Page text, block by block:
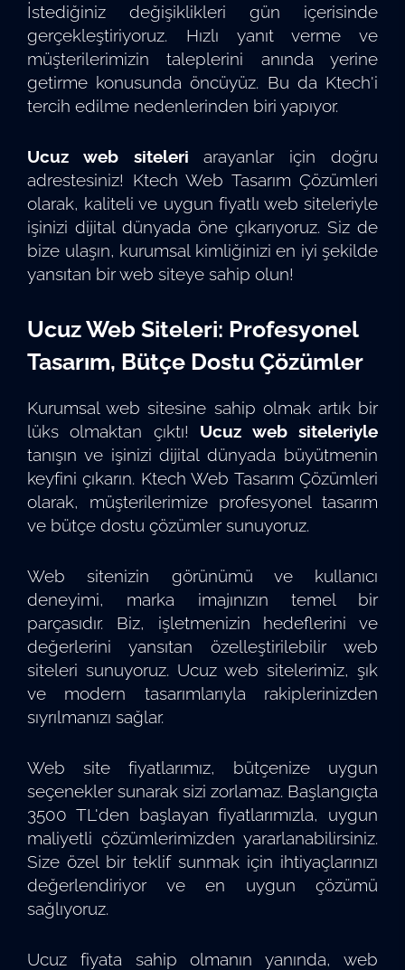
İstediğiniz değişiklikleri gün içerisinde
gerçekleştiriyoruz. Hızlı yanıt verme ve
müşterilerimizin taleplerini anında yerine
getirme konusunda öncüyüz. Bu da Ktech'i
tercih edilme nedenlerinden biri yapıyor.
Ucuz web siteleri arayanlar için doğru
adrestesiniz! Ktech Web Tasarım Çözümleri
olarak, kaliteli ve uygun fiyatlı web siteleriyle
işinizi dijital dünyada öne çıkarıyoruz. Siz de
bize ulaşın, kurumsal kimliğinizi en iyi şekilde
yansıtan bir web siteye sahip olun!
Ucuz Web Siteleri: Profesyonel
Tasarım, Bütçe Dostu Çözümler
Kurumsal web sitesine sahip olmak artık bir
lüks olmaktan çıktı! Ucuz web siteleriyle
tanışın ve işinizi dijital dünyada büyütmenin
keyfini çıkarın. Ktech Web Tasarım Çözümleri
olarak, müşterilerimize profesyonel tasarım
ve bütçe dostu çözümler sunuyoruz.
Web sitenizin görünümü ve kullanıcı
deneyimi, marka imajınızın temel bir
parçasıdır. Biz, işletmenizin hedeflerini ve
değerlerini yansıtan özelleştirilebilir web
siteleri sunuyoruz. Ucuz web sitelerimiz, şık
ve modern tasarımlarıyla rakiplerinizden
sıyrılmanızı sağlar.
Web site fiyatlarımız, bütçenize uygun
seçenekler sunarak sizi zorlamaz. Başlangıçta
3500 TL'den başlayan fiyatlarımızla, uygun
maliyetli çözümlerimizden yararlanabilirsiniz.
Size özel bir teklif sunmak için ihtiyaçlarınızı
değerlendiriyor ve en uygun çözümü
sağlıyoruz.
Ucuz fiyata sahip olmanın yanında, web